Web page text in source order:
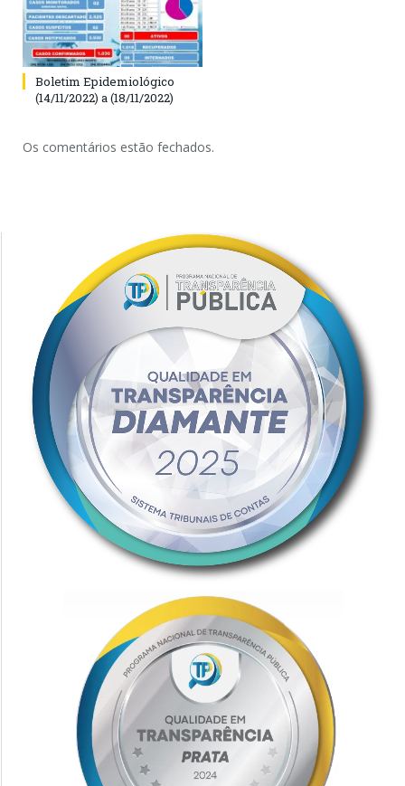
Boletim Epidemiológico
(14/11/2022) a (18/11/2022)
Os comentários estão fechados.